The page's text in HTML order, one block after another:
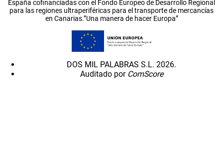
España cofinanciadas con el Fondo Europeo de Desarrollo Regional
para las regiones ultraperiféricas para el transporte de mercancías
en Canarias.”Una manera de hacer Europa”
DOS MIL PALABRAS S.L. 2026.
Auditado por ComScore